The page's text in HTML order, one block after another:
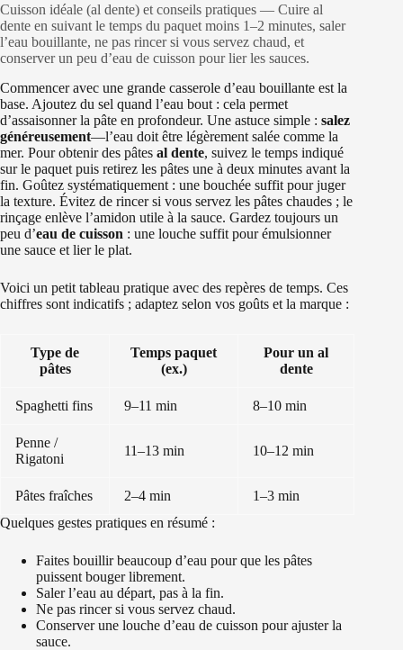
Cuisson idéale (al dente) et conseils pratiques — Cuire al
dente en suivant le temps du paquet moins 1–2 minutes, saler
l’eau bouillante, ne pas rincer si vous servez chaud, et
conserver un peu d’eau de cuisson pour lier les sauces.
Commencer avec une grande casserole d’eau bouillante est la
base. Ajoutez du sel quand l’eau bout : cela permet
d’assaisonner la pâte en profondeur. Une astuce simple : salez
généreusement—l’eau doit être légèrement salée comme la
mer. Pour obtenir des pâtes al dente, suivez le temps indiqué
sur le paquet puis retirez les pâtes une à deux minutes avant la
fin. Goûtez systématiquement : une bouchée suffit pour juger
la texture. Évitez de rincer si vous servez les pâtes chaudes ; le
rinçage enlève l’amidon utile à la sauce. Gardez toujours un
peu d’eau de cuisson : une louche suffit pour émulsionner
une sauce et lier le plat.
Voici un petit tableau pratique avec des repères de temps. Ces
chiffres sont indicatifs ; adaptez selon vos goûts et la marque :
Type de
pâtes
Temps paquet
(ex.)
Pour un al
dente
Spaghetti fins 9–11 min 8–10 min
Penne /
Rigatoni
11–13 min 10–12 min
Pâtes fraîches 2–4 min
1–3 min
Quelques gestes pratiques en résumé :
Faites bouillir beaucoup d’eau pour que les pâtes
puissent bouger librement.
Saler l’eau au départ, pas à la fin.
Ne pas rincer si vous servez chaud.
Conserver une louche d’eau de cuisson pour ajuster la
sauce.